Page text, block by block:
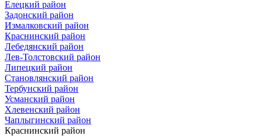
Елецкий район
Задонский район
Измалковский район
Краснинский район
Лебедянский район
Лев-Толстовский район
Липецкий район
Становлянский район
Тербунский район
Усманский район
Хлевенский район
Чаплыгинский район
Краснинский район